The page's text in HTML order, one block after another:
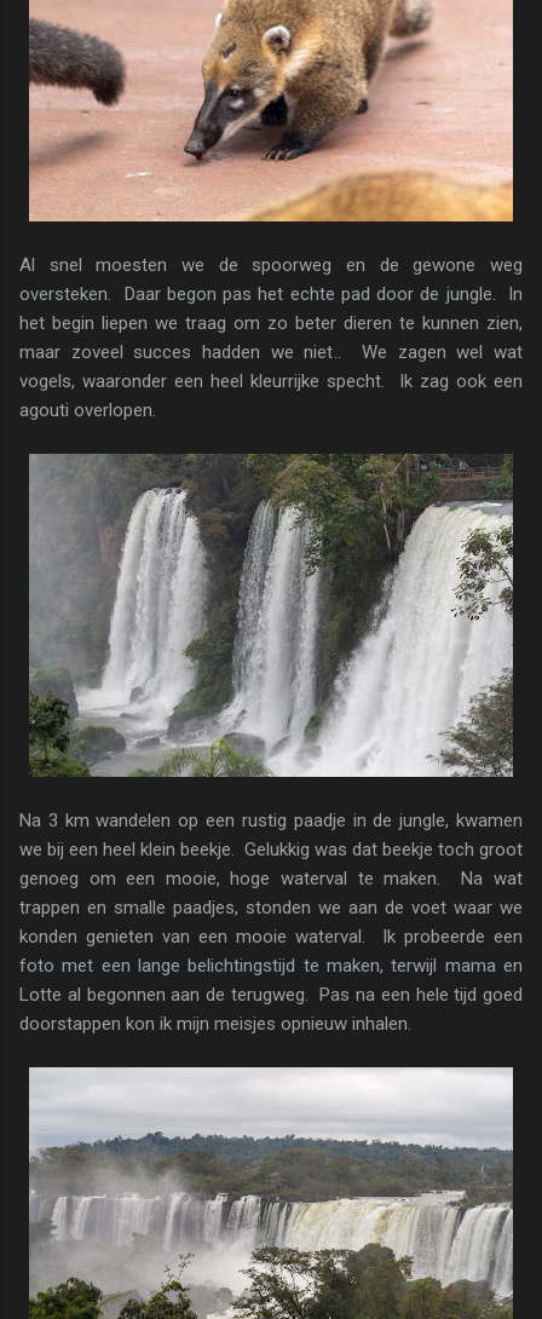
Al snel moesten we de spoorweg en de gewone weg
oversteken. Daar begon pas het echte pad door de jungle. In
het begin liepen we traag om zo beter dieren te kunnen zien,
maar zoveel succes hadden we niet.. We zagen wel wat
vogels, waaronder een heel kleurrijke specht. Ik zag ook een
agouti overlopen.
Na 3 km wandelen op een rustig paadje in de jungle, kwamen
we bij een heel klein beekje. Gelukkig was dat beekje toch groot
genoeg om een mooie, hoge waterval te maken. Na wat
trappen en smalle paadjes, stonden we aan de voet waar we
konden genieten van een mooie waterval. Ik probeerde een
foto met een lange belichtingstijd te maken, terwijl mama en
Lotte al begonnen aan de terugweg. Pas na een hele tijd goed
doorstappen kon ik mijn meisjes opnieuw inhalen.